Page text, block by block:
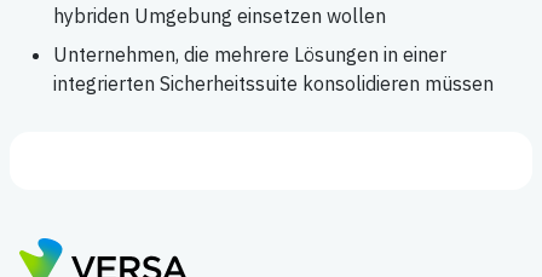
hybriden Umgebung einsetzen wollen
Unternehmen, die mehrere Lösungen in einer
integrierten Sicherheitssuite konsolidieren müssen